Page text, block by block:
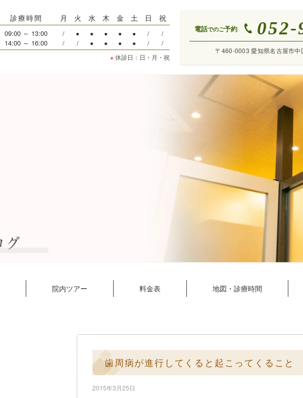
診療時間 月 火 水 木 金 土 日 祝
09:00 ～ 13:00 / ● ● ● ● ● / /
14:00 ～ 16:00 / / ● ● ● ● /
/
※休診日：日・月・祝
電話でのご予約 052-
〒460-0003 愛知県名古屋市
院内ツアー 料金表 地図・診療時間
歯周病が進行してくると起こってくること
2015年3月25日